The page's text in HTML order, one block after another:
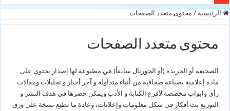
الرئيسية / محتوى متعدد الصفحات
محتوى متعدد الصفحات
الصحيفة أو الجريدة (أو الجورنال سابقاً) هي مطبوعة لها إصدار يحتوي على
مادة إعلامية بصياغة صحافية من أنباء متداولة و آخر أخبار و تحليلات ومقالات
رأى وابواب مخصصة لأفرع الكتابة و الأدب ويمكن حصرها في هدف النشر و
التوزيع بث أفكار في شكل معلومات وإعلانات، وعادة ما تطبع نسخة علي ورق